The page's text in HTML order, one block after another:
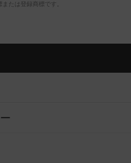
たは登録商標です。